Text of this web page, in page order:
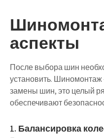
аспекты
После выбора шин
установить. Шиномонтаж
замены шин, это целый
обеспечивают
1. Балансировка